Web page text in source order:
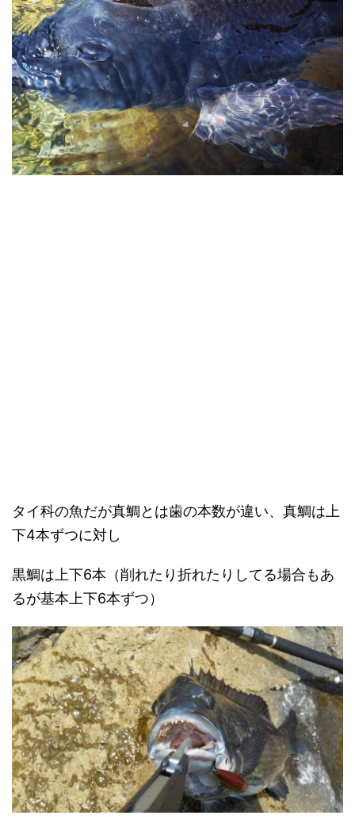
タイ科の魚だが真鯛とは歯の本数が違い、真鯛は上
下4本ずつに対し
黒鯛は上下6本（削れたり折れたりしてる場合もあ
るが基本上下6本ずつ）